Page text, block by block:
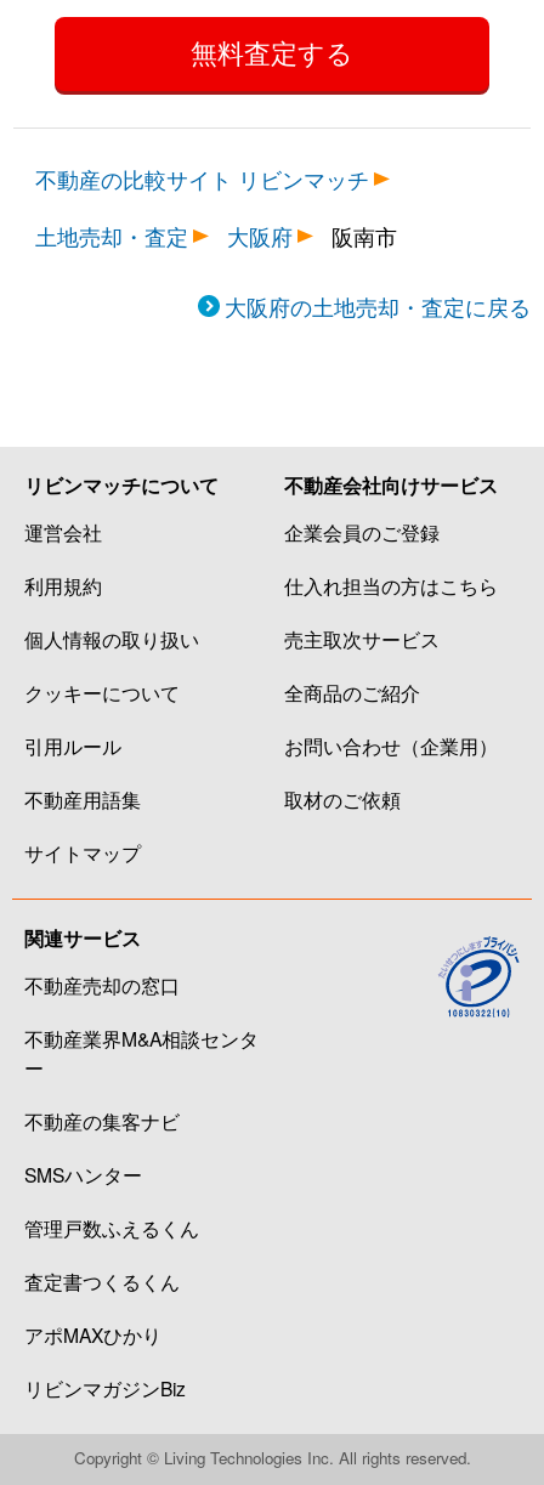
不動産の比較サイト リビンマッチ
土地売却・査定
大阪府 阪南市
大阪府の土地売却・査定に戻る
リビンマッチについて
運営会社
利用規約
個人情報の取り扱い
クッキーについて
引用ルール
不動産用語集
サイトマップ
不動産会社向けサービス
企業会員のご登録
仕入れ担当の方はこちら
売主取次サービス
全商品のご紹介
お問い合わせ（企業用）
取材のご依頼
関連サービス
不動産売却の窓口
不動産業界M&A相談センタ
ー
不動産の集客ナビ
SMSハンター
管理戸数ふえるくん
査定書つくるくん
アポMAXひかり
リビンマガジンBiz
Copyright © Living Technologies Inc. All rights reserved.